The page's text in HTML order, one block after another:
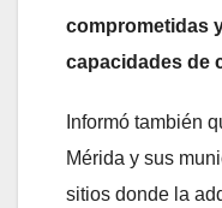
comprometidas
capacidades de
Informó también
Mérida y sus
sitios donde la